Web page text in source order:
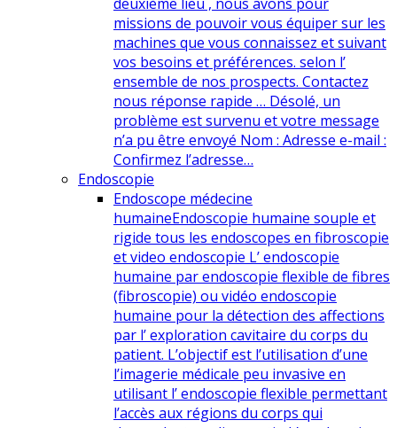
missions de pouvoir vous équiper sur les
machines que vous connaissez et suivant
vos besoins et préférences. selon l’
ensemble de nos prospects. Contactez
nous réponse rapide … Désolé, un
problème est survenu et votre message
n’a pu être envoyé Nom : Adresse e-mail :
Confirmez l’adresse…
Endoscopie
Endoscope médecine
humaineEndoscopie humaine souple et
rigide tous les endoscopes en fibroscopie
et video endoscopie L’ endoscopie
humaine par endoscopie flexible de fibres
(fibroscopie) ou vidéo endoscopie
humaine pour la détection des affections
par l’ exploration cavitaire du corps du
patient. L’objectif est l’utilisation d’une
l’imagerie médicale peu invasive en
utilisant l’ endoscopie flexible permettant
l’accès aux régions du corps qui